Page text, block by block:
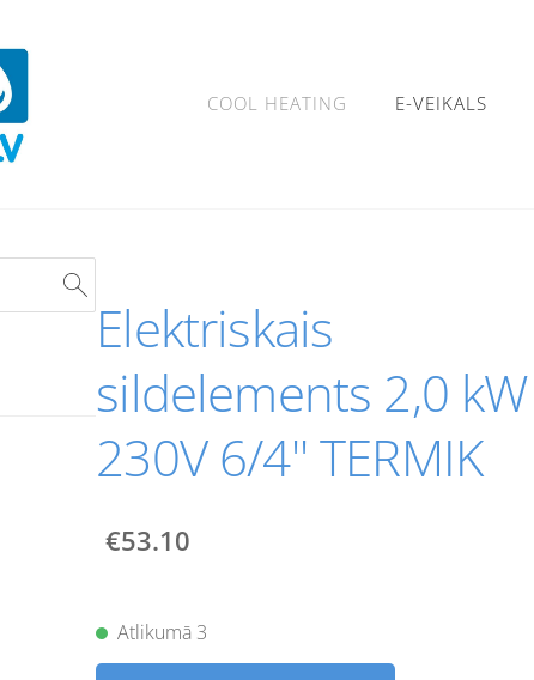
COOL HEATING E-VEIKALS
Elektriskais
sildelements 2,0 kW
230V 6/4'' TERMIK
€53.10
Atlikumā 3